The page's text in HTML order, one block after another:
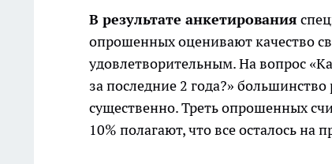
В результате анкетирования
опрошенных оценивают качество
удовлетворительным. На вопрос
за последние 2 года?»
существенно. Треть опрошенных
10% полагают, что все осталось на